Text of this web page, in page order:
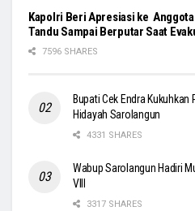
Kapolri Beri Apresiasi ke Anggota
Tandu Sampai Berputar Saat
7596 SHARES
Bupati Cek Endra
Hidayah Sarolangun
4331 SHARES
Wabup Sarolangun Hadiri
VIII
3317 SHARES